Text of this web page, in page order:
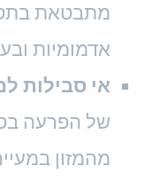
מתבטאת
אדמומיות
אי סבילות
של הפרעה
מהמזון